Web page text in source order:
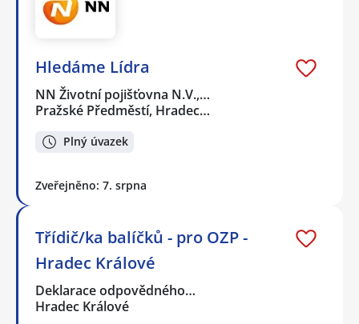
Hledáme Lídra
NN Životní pojišťovna N.V.,…
Pražské Předměstí, Hradec…
Plný úvazek
Zveřejněno: 7. srpna
Třídič/ka balíčků - pro OZP -
Hradec Králové
Deklarace odpovědného…
Hradec Králové